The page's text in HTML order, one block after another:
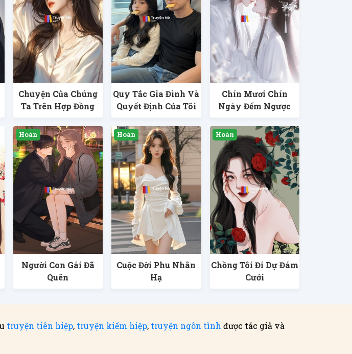
Chuyện Của Chúng
Ta Trên Hợp Đồng
Quy Tắc Gia Đình Và
Quyết Định Của Tôi
Chín Mươi Chín
Ngày Đếm Ngược
Người Con Gái Đã
Quên
Cuộc Đời Phu Nhân
Hạ
Chồng Tôi Đi Dự Đám
Cưới
truyện tiên hiệp, truyện kiếm hiệp, truyện ngôn tình được tác giả và